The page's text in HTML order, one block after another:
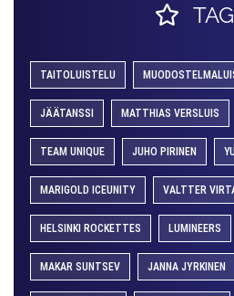
TAITOLUISTELU
JÄÄTANSSI MATTHIAS VERSLUIS
TEAM UNIQUE JUHO PIRINEN
MARIGOLD ICEUNITY VALTTER
HELSINKI ROCKETTES LUMINEERS
MAKAR SUNTSEV JANNA JYRKINEN